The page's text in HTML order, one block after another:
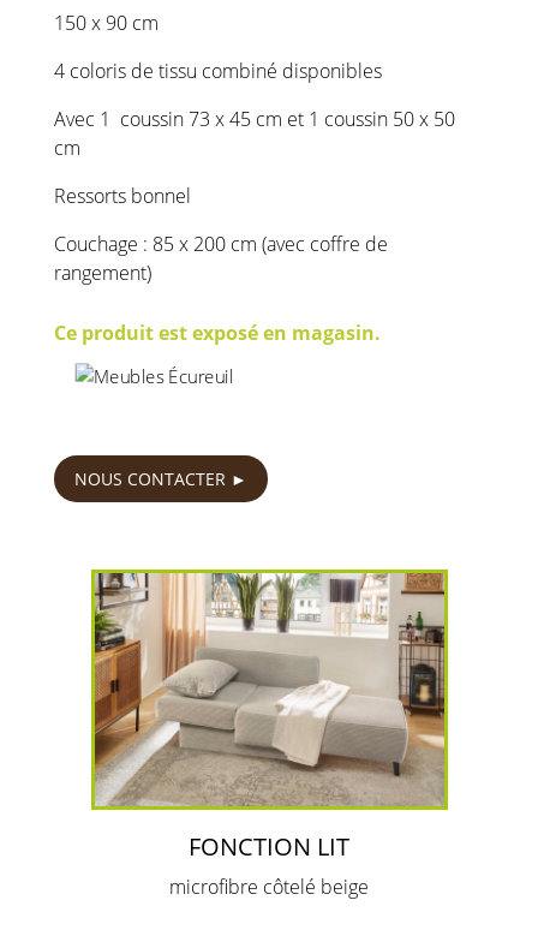
150 x 90 cm
4 coloris de tissu combiné disponibles
Avec 1 coussin 73 x 45 cm et 1 coussin 50 x 50
cm
Ressorts bonnel
Couchage : 85 x 200 cm (avec coffre de
rangement)
Ce produit est exposé en magasin.
NOUS CONTACTER
FONCTION LIT
microfibre côtelé beige